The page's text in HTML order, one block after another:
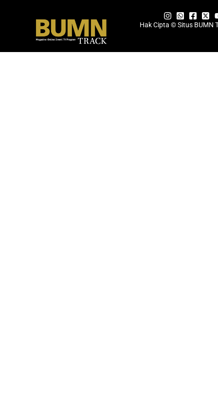
Hak Cipta © Situs BUMN